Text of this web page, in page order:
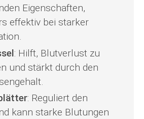
Eigenschaften,
effektiv bei starker
: Hilft, Blutverlust zu
und stärkt durch den
: Reguliert den
kann starke Blutungen